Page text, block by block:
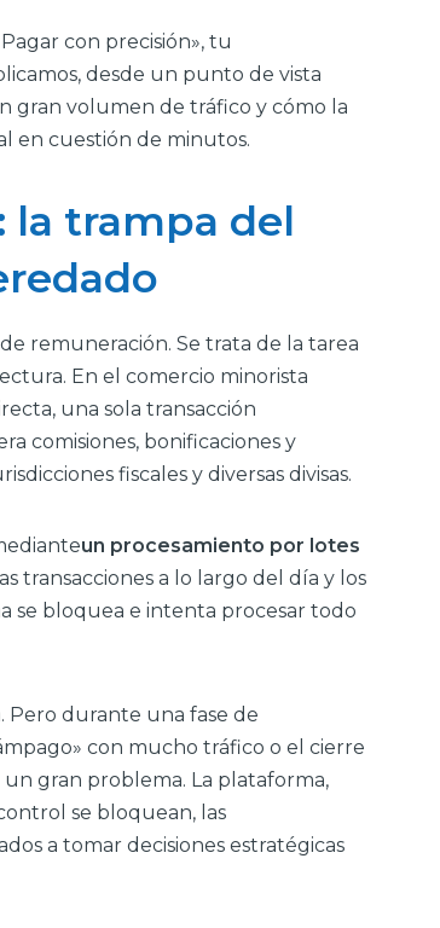
con precisión», tu
desde un punto de vista
gran volumen de tráfico y cómo la
en cuestión de minutos.
la trampa del
remuneración. Se trata de la tarea
En el comercio minorista
una sola transacción
comisiones, bonificaciones y
fiscales y diversas divisas.
un procesamiento por lotes
transacciones a lo largo del día y los
se bloquea e intenta procesar todo
Pero durante una fase de
con mucho tráfico o el cierre
gran problema. La plataforma,
se bloquean, las
a tomar decisiones estratégicas